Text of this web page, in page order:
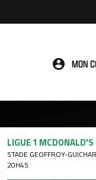
MON
LIGUE 1 MCDONALD'S
STADE GEOFFROY-
20H45